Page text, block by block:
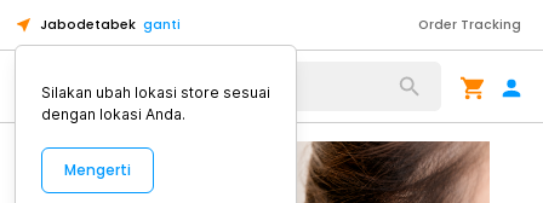
Jabodetabek ganti Order Tracking
Alat Kopi
Silakan ubah lokasi store sesuai
dengan lokasi Anda.
Mengerti